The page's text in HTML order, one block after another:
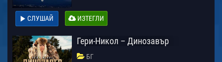
СЛУШАЙ ИЗТЕГЛИ
Гери-Никол – Динозавър
БГ